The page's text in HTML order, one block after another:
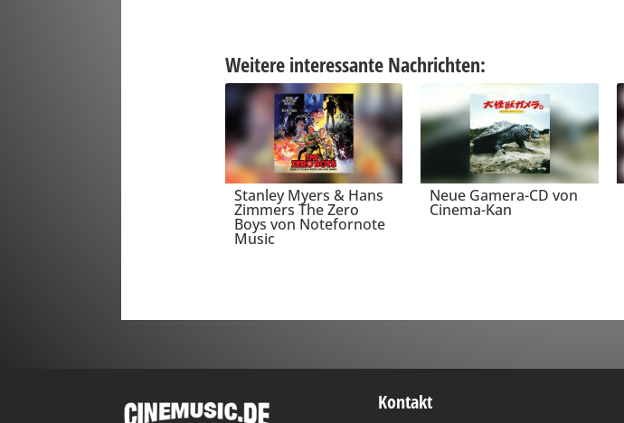
Weitere interessante Nachrichten:
Stanley Myers & Hans
Zimmers The Zero
Boys von Notefornote
Music
Neue Gamera-CD von
Cinema-Kan
Kontakt